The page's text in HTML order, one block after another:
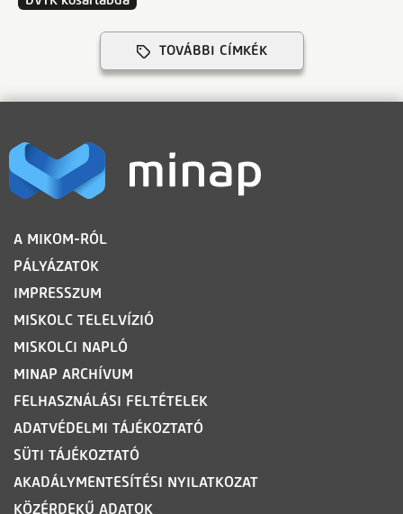
TOVÁBBI CÍMKÉK
LÁBLÉC
A MIKOM-RÓL
PÁLYÁZATOK
IMPRESSZUM
MISKOLC TELELVÍZIÓ
MISKOLCI NAPLÓ
MINAP ARCHÍVUM
FELHASZNÁLÁSI FELTÉTELEK
ADATVÉDELMI TÁJÉKOZTATÓ
SÜTI TÁJÉKOZTATÓ
AKADÁLYMENTESÍTÉSI NYILATKOZAT
KÖZÉRDEKŰ ADATOK